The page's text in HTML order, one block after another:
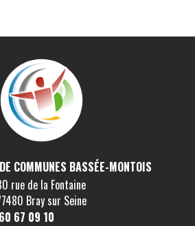
COMMUNES BASSÉE-MONTOIS
rue de la Fontaine
Bray sur Seine
67 09 10